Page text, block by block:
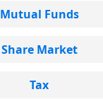
Mutual Funds
Share Market
Tax